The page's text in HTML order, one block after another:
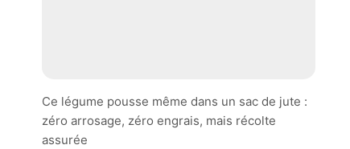
Ce légume pousse même dans un sac de jute :
zéro arrosage, zéro engrais, mais récolte
assurée